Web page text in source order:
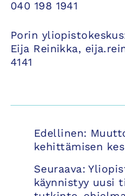
040 198 1941
Porin
Eija Reinikka,
4141
Artikkelien
selaus
Edellinen:
kehittämisen
Seuraava:
käynnistyy uusi